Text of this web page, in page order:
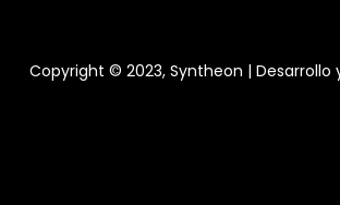
Copyright © 2023, Syntheon |